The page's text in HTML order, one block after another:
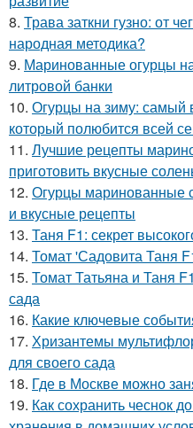
8. Трава заткни гузно: от
народная методика?
9. Маринованные огурцы
литровой банки
10. Огурцы на зиму: самый
который полюбится всей
11. Лучшие рецепты
приготовить вкусные
12. Огурцы маринованные
и вкусные рецепты
13. Таня F1: секрет
14. Томат 'Садовита Таня
15. Томат Татьяна и Таня
сада
16. Какие ключевые
17. Хризантемы
для своего сада
18. Где в Москве можно
19. Как сохранить чеснок